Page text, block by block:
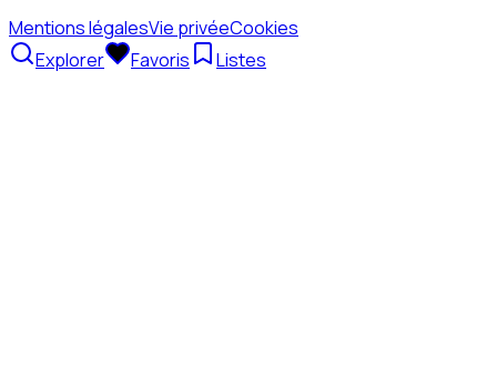
Mentions légalesVie privéeCookies
Explorer
Favoris Listes